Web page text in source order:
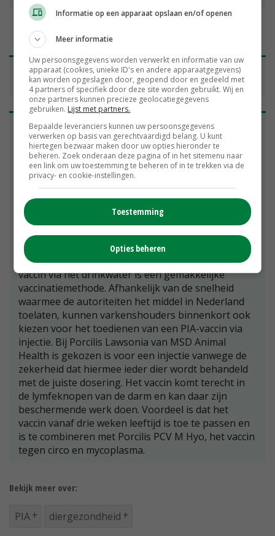
Twee vaccinatiemethoden met hun sterke
punten
Om varkens te beschermen tegen de darmziekte
PIA, is er binnenkort de keuze uit twee
vaccinatiemethoden: via drinkwater of via een
injectie. Toediening via drinkwater kan met
Enterisol Ileitis, het vaccin van Boehringer
heeft zich al bij 800 miljoen varkens bewezen. Door
de opname via het drinkwater komt het vaccin
direct terecht in de darmen om daar het
immuunsysteem aan te zetten tot bescherming
tegen de ziekteverwekker. Toedienen van het
vaccin via het drinkwater is een gemakkelijke
vaccinatiemethode. Afhankelijk van de snelheid
waarmee de autoriteiten het middel in Nederland
toelaten, kunnen varkenshouders binnenkort ook
kiezen voor het toedienen van een PIA-vaccin via
injectie. Bij Porcilis Lawsonia van MSD Animal
Health is gekozen is voor een injectie vanwege de
zekerheid dat hiermee ieder dier wordt behandeld
met de juiste dosering. Het vaccin komt terecht in
de lymfeknopen van de darm en kan daar zijn
beschermende werk doen. Voordeel is dat het
vaccin vanaf drie weken leeftijd is toe te passen en
is te combineren met Porcilis PCV M Hyo, het vaccin
tegen circo en mycoplasma.
Bekijk meer over:
PIA diergezondheid
Informatie op een apparaat opslaan en/of openen
Meer informatie
Uw persoonsgegevens worden verwerkt en informatie van uw
apparaat (cookies, unieke ID's en andere apparaatgegevens)
kan worden opgeslagen door, geopend door en gedeeld met
4 partners of specifiek door deze site worden gebruikt. Wij en
onze partners kunnen precieze geolocatiegegevens
gebruiken. Lijst met partners.
Bepaalde leveranciers kunnen uw persoonsgegevens
verwerken op basis van gerechtvaardigd belang. U kunt
hiertegen bezwaar maken door uw opties hieronder te
beheren. Zoek onderaan deze pagina of in het sitemenu naar
een link om uw toestemming te beheren of in te trekken via de
privacy- en cookie-instellingen.
Toestemming
Opties beheren